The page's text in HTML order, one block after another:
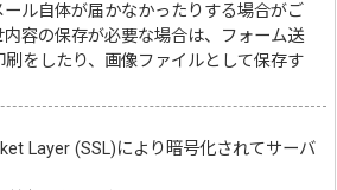
ル自体が届かなかったりする場合がご
容の保存が必要な場合は、フォーム送
をしたり、画像ファイルとして保存す
Layer (SSL)により暗号化されてサーバ